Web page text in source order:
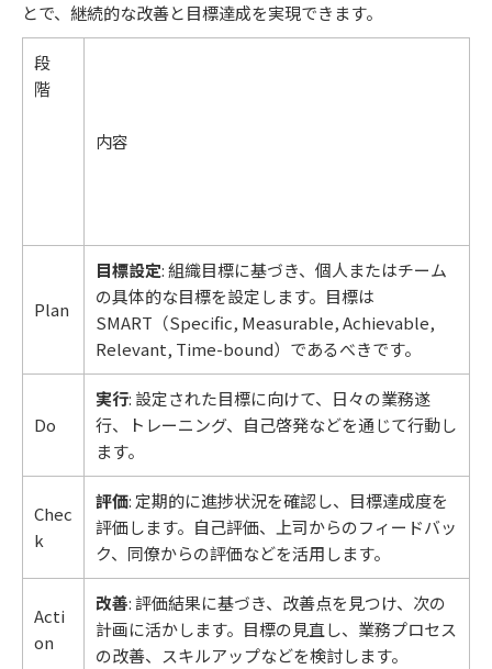
とで、継続的な改善と目標達成を実現できます。
段
階
内容
Plan
目標設定: 組織目標に基づき、個人またはチーム
の具体的な目標を設定します。目標は
SMART（Specific, Measurable, Achievable,
Relevant, Time-bound）であるべきです。
Do
実行: 設定された目標に向けて、日々の業務遂
行、トレーニング、自己啓発などを通じて行動し
ます。
Chec
k
評価: 定期的に進捗状況を確認し、目標達成度を
評価します。自己評価、上司からのフィードバッ
ク、同僚からの評価などを活用します。
Acti
on
改善: 評価結果に基づき、改善点を見つけ、次の
計画に活かします。目標の見直し、業務プロセス
の改善、スキルアップなどを検討します。